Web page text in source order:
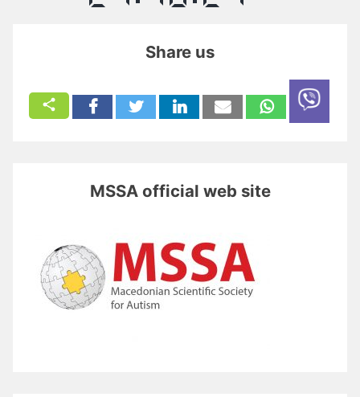
Share us
MSSA official web site